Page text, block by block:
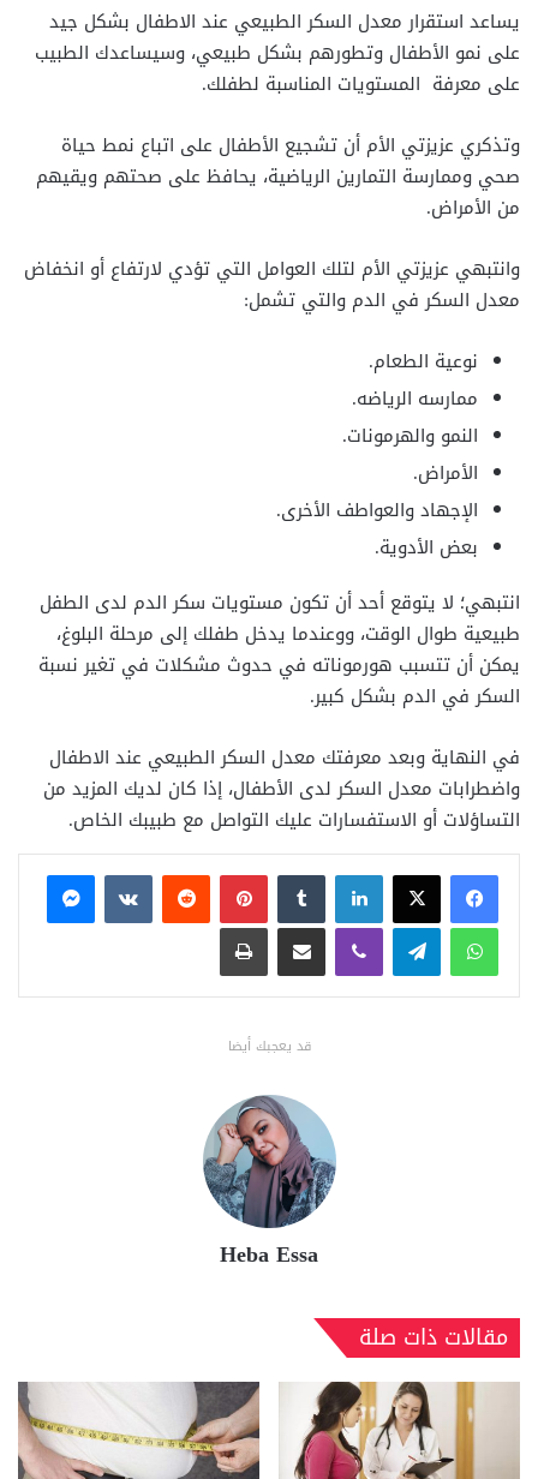
يساعد استقرار معدل السكر الطبيعي عند الاطفال بشكل جيد
على نمو الأطفال وتطورهم بشكل طبيعي، وسيساعدك الطبيب
على معرفة المستويات المناسبة لطفلك.
وتذكري عزيزتي الأم أن تشجيع الأطفال على اتباع نمط حياة
صحي وممارسة التمارين الرياضية، يحافظ على صحتهم ويقيهم
من الأمراض.
وانتبهي عزيزتي الأم لتلك العوامل التي تؤدي لارتفاع أو انخفاض
معدل السكر في الدم والتي تشمل:
نوعية الطعام.
ممارسه الرياضه.
النمو والهرمونات.
الأمراض.
الإجهاد والعواطف الأخرى.
بعض الأدوية.
انتبهي؛ لا يتوقع أحد أن تكون مستويات سكر الدم لدى الطفل
طبيعية طوال الوقت، ووعندما يدخل طفلك إلى مرحلة البلوغ،
يمكن أن تتسبب هورموناته في حدوث مشكلات في تغير نسبة
السكر في الدم بشكل كبير.
في النهاية وبعد معرفتك معدل السكر الطبيعي عند الاطفال
واضطرابات معدل السكر لدى الأطفال، إذا كان لديك المزيد من
التساؤلات أو الاستفسارات عليك التواصل مع طبيبك الخاص.
فيسبوكX لينكدإن بينتيريست
ماسنجر
واتساب تيلقرام ڤايبر مشاركة عبر البريد طباعة
قد يعجبك أيضا
Heba Essa
مقالات ذات صلة